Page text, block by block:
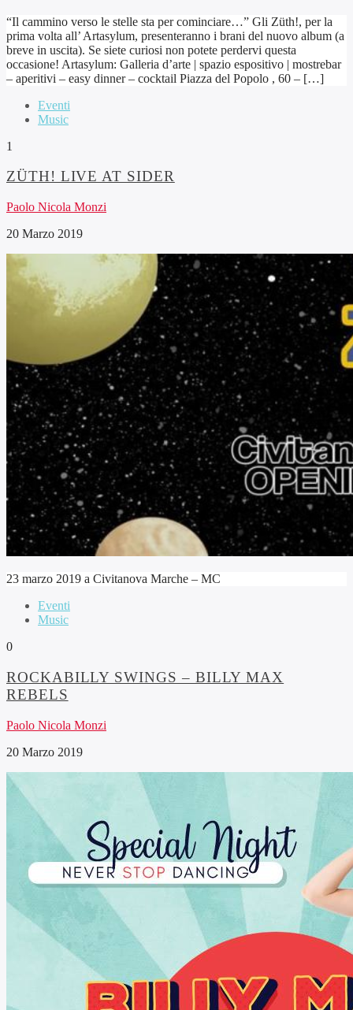
“Il cammino verso le stelle sta per cominciare…” Gli Züth!, per la
prima volta all’ Artasylum, presenteranno i brani del nuovo album (a
breve in uscita). Se siete curiosi non potete perdervi questa
occasione! Artasylum: Galleria d’arte | spazio espositivo | mostrebar
– aperitivi – easy dinner – cocktail Piazza del Popolo , 60 – […]
Eventi
Music
1
ZÜTH! LIVE AT SIDER
Paolo Nicola Monzi
20 Marzo 2019
23 marzo 2019 a Civitanova Marche – MC
Eventi
Music
0
ROCKABILLY SWINGS – BILLY MAX
REBELS
Paolo Nicola Monzi
20 Marzo 2019